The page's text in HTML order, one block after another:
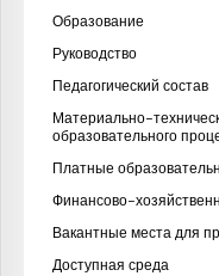
Образование
Руководство
Педагогический состав
Материально-
образовательного
Платные
Финансово-
Вакантные места для
Доступная среда